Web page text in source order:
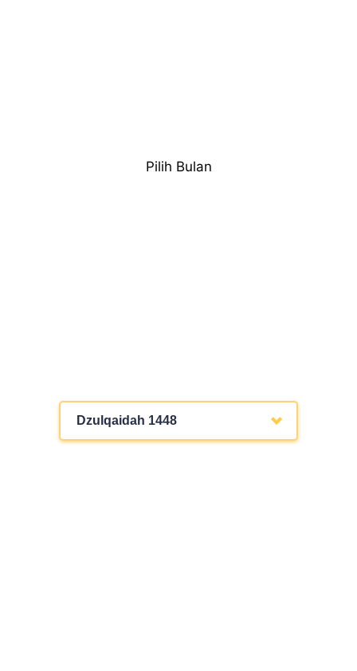
Pilih Bulan
Dzulqaidah 1448